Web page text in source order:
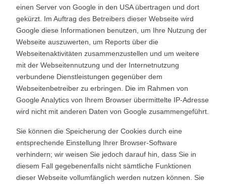
einen Server von Google in den USA übertragen und dort
gekürzt. Im Auftrag des Betreibers dieser Webseite wird
Google diese Informationen benutzen, um Ihre Nutzung der
Webseite auszuwerten, um Reports über die
Webseitenaktivitäten zusammenzustellen und um weitere
mit der Webseitennutzung und der Internetnutzung
verbundene Dienstleistungen gegenüber dem
Webseitenbetreiber zu erbringen. Die im Rahmen von
Google Analytics von Ihrem Browser übermittelte IP-Adresse
wird nicht mit anderen Daten von Google zusammengeführt.
Sie können die Speicherung der Cookies durch eine
entsprechende Einstellung Ihrer Browser-Software
verhindern; wir weisen Sie jedoch darauf hin, dass Sie in
diesem Fall gegebenenfalls nicht sämtliche Funktionen
dieser Webseite vollumfänglich werden nutzen können. Sie